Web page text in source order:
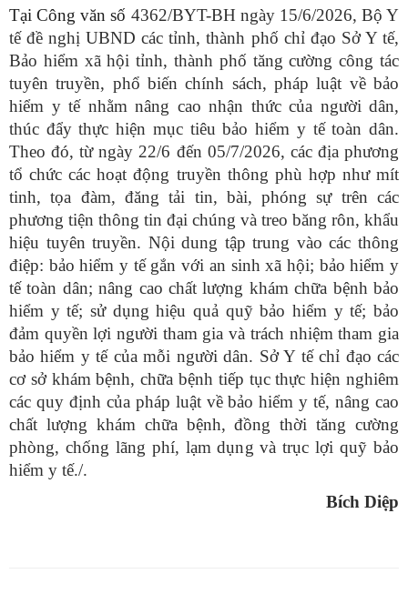
Tại Công văn số 4362/BYT-BH ngày 15/6/2026, Bộ Y
tế đề nghị UBND các tỉnh, thành phố chỉ đạo Sở Y tế,
Bảo hiểm xã hội tỉnh, thành phố tăng cường công tác
tuyên truyền, phổ biến chính sách, pháp luật về bảo
hiểm y tế nhằm nâng cao nhận thức của người dân,
thúc đẩy thực hiện mục tiêu bảo hiểm y tế toàn dân.
Theo đó, từ ngày 22/6 đến 05/7/2026, các địa phương
tổ chức các hoạt động truyền thông phù hợp như mít
tinh, tọa đàm, đăng tải tin, bài, phóng sự trên các
phương tiện thông tin đại chúng và treo băng rôn, khẩu
hiệu tuyên truyền. Nội dung tập trung vào các thông
điệp: bảo hiểm y tế gắn với an sinh xã hội; bảo hiểm y
tế toàn dân; nâng cao chất lượng khám chữa bệnh bảo
hiểm y tế; sử dụng hiệu quả quỹ bảo hiểm y tế; bảo
đảm quyền lợi người tham gia và trách nhiệm tham gia
bảo hiểm y tế của mỗi người dân. Sở Y tế chỉ đạo các
cơ sở khám bệnh, chữa bệnh tiếp tục thực hiện nghiêm
các quy định của pháp luật về bảo hiểm y tế, nâng cao
chất lượng khám chữa bệnh, đồng thời tăng cường
phòng, chống lãng phí, lạm dụng và trục lợi quỹ bảo
hiểm y tế./.
Bích Diệp